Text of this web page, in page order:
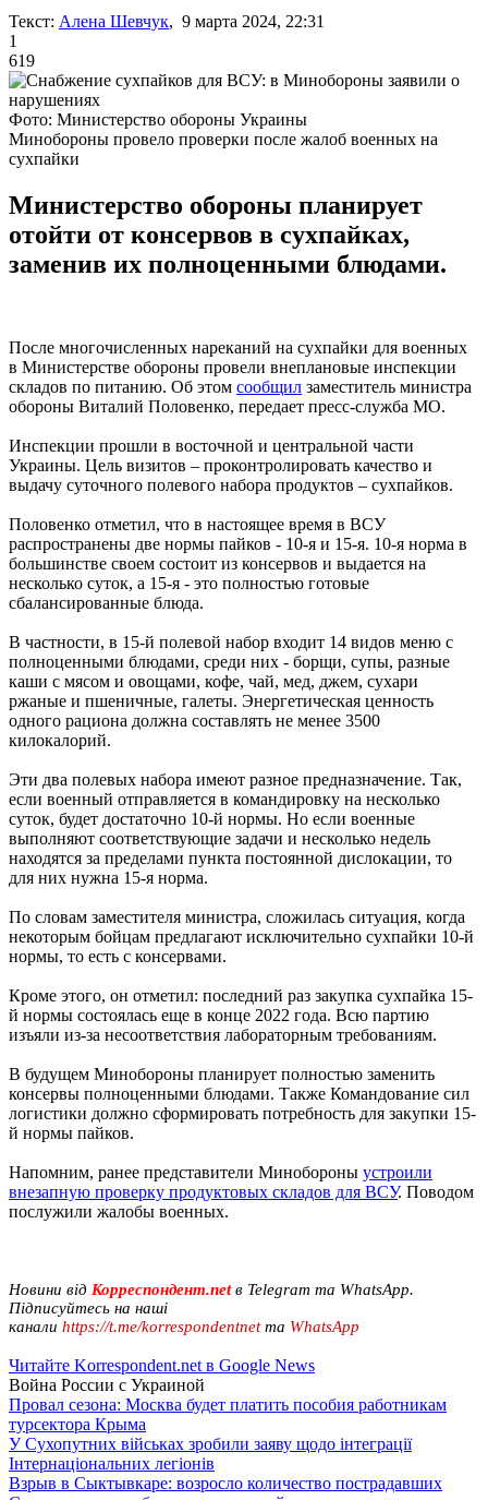
Текст: Алена Шевчук, 9 марта 2024, 22:31
1
619
Фото: Министерство обороны Украины
Минобороны провело проверки после жалоб военных на
сухпайки
Министерство обороны планирует
отойти от консервов в сухпайках,
заменив их полноценными блюдами.
После многочисленных нареканий на сухпайки для военных
в Министерстве обороны провели внеплановые инспекции
складов по питанию. Об этом сообщил заместитель министра
обороны Виталий Половенко, передает пресс-служба МО.
Инспекции прошли в восточной и центральной части
Украины. Цель визитов – проконтролировать качество и
выдачу суточного полевого набора продуктов – сухпайков.
Половенко отметил, что в настоящее время в ВСУ
распространены две нормы пайков - 10-я и 15-я. 10-я норма в
большинстве своем состоит из консервов и выдается на
несколько суток, а 15-я - это полностью готовые
сбалансированные блюда.
В частности, в 15-й полевой набор входит 14 видов меню с
полноценными блюдами, среди них - борщи, супы, разные
каши с мясом и овощами, кофе, чай, мед, джем, сухари
ржаные и пшеничные, галеты. Энергетическая ценность
одного рациона должна составлять не менее 3500
килокалорий.
Эти два полевых набора имеют разное предназначение. Так,
если военный отправляется в командировку на несколько
суток, будет достаточно 10-й нормы. Но если военные
выполняют соответствующие задачи и несколько недель
находятся за пределами пункта постоянной дислокации, то
для них нужна 15-я норма.
По словам заместителя министра, сложилась ситуация, когда
некоторым бойцам предлагают исключительно сухпайки 10-й
нормы, то есть с консервами.
Кроме этого, он отметил: последний раз закупка сухпайка 15-
й нормы состоялась еще в конце 2022 года. Всю партию
изъяли из-за несоответствия лабораторным требованиям.
В будущем Минобороны планирует полностью заменить
консервы полноценными блюдами. Также Командование сил
логистики должно сформировать потребность для закупки 15-
й нормы пайков.
Напомним, ранее представители Минобороны устроили
внезапную проверку продуктовых складов для ВСУ. Поводом
послужили жалобы военных.
Новини від Корреспондент.netв Telegram та WhatsApp.
Підписуйтесь на наші
канали https://t.me/korrespondentnetта WhatsApp
Читайте Korrespondent.net в Google News
Война России с Украиной
Провал сезона: Москва будет платить пособия работникам
турсектора Крыма
У Сухопутних військах зробили заяву щодо інтеграції
Інтернаціональних легіонів
Взрыв в Сыктывкаре: возросло количество пострадавших